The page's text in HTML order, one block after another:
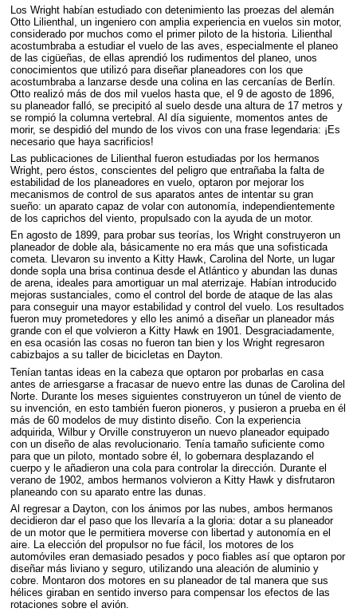
Los Wright habían estudiado con detenimiento las proezas del alemán
Otto Lilienthal, un ingeniero con amplia experiencia en vuelos sin motor,
considerado por muchos como el primer piloto de la historia. Lilienthal
acostumbraba a estudiar el vuelo de las aves, especialmente el planeo
de las cigüeñas, de ellas aprendió los rudimentos del planeo, unos
conocimientos que utilizó para diseñar planeadores con los que
acostumbraba a lanzarse desde una colina en las cercanías de Berlín.
Otto realizó más de dos mil vuelos hasta que, el 9 de agosto de 1896,
su planeador falló, se precipitó al suelo desde una altura de 17 metros y
se rompió la columna vertebral. Al día siguiente, momentos antes de
morir, se despidió del mundo de los vivos con una frase legendaria: ¡Es
necesario que haya sacrificios!
Las publicaciones de Lilienthal fueron estudiadas por los hermanos
Wright, pero éstos, conscientes del peligro que entrañaba la falta de
estabilidad de los planeadores en vuelo, optaron por mejorar los
mecanismos de control de sus aparatos antes de intentar su gran
sueño: un aparato capaz de volar con autonomía, independientemente
de los caprichos del viento, propulsado con la ayuda de un motor.
En agosto de 1899, para probar sus teorías, los Wright construyeron un
planeador de doble ala, básicamente no era más que una sofisticada
cometa. Llevaron su invento a Kitty Hawk, Carolina del Norte, un lugar
donde sopla una brisa continua desde el Atlántico y abundan las dunas
de arena, ideales para amortiguar un mal aterrizaje. Habían introducido
mejoras sustanciales, como el control del borde de ataque de las alas
para conseguir una mayor estabilidad y control del vuelo. Los resultados
fueron muy prometedores y ello les animó a diseñar un planeador más
grande con el que volvieron a Kitty Hawk en 1901. Desgraciadamente,
en esa ocasión las cosas no fueron tan bien y los Wright regresaron
cabizbajos a su taller de bicicletas en Dayton.
Tenían tantas ideas en la cabeza que optaron por probarlas en casa
antes de arriesgarse a fracasar de nuevo entre las dunas de Carolina del
Norte. Durante los meses siguientes construyeron un túnel de viento de
su invención, en esto también fueron pioneros, y pusieron a prueba en él
más de 60 modelos de muy distinto diseño. Con la experiencia
adquirida, Wilbur y Orville construyeron un nuevo planeador equipado
con un diseño de alas revolucionario. Tenía tamaño suficiente como
para que un piloto, montado sobre él, lo gobernara desplazando el
cuerpo y le añadieron una cola para controlar la dirección. Durante el
verano de 1902, ambos hermanos volvieron a Kitty Hawk y disfrutaron
planeando con su aparato entre las dunas.
Al regresar a Dayton, con los ánimos por las nubes, ambos hermanos
decidieron dar el paso que los llevaría a la gloria: dotar a su planeador
de un motor que le permitiera moverse con libertad y autonomía en el
aire. La elección del propulsor no fue fácil, los motores de los
automóviles eran demasiado pesados y poco fiables así que optaron por
diseñar más liviano y seguro, utilizando una aleación de aluminio y
cobre. Montaron dos motores en su planeador de tal manera que sus
hélices giraban en sentido inverso para compensar los efectos de las
rotaciones sobre el avión.